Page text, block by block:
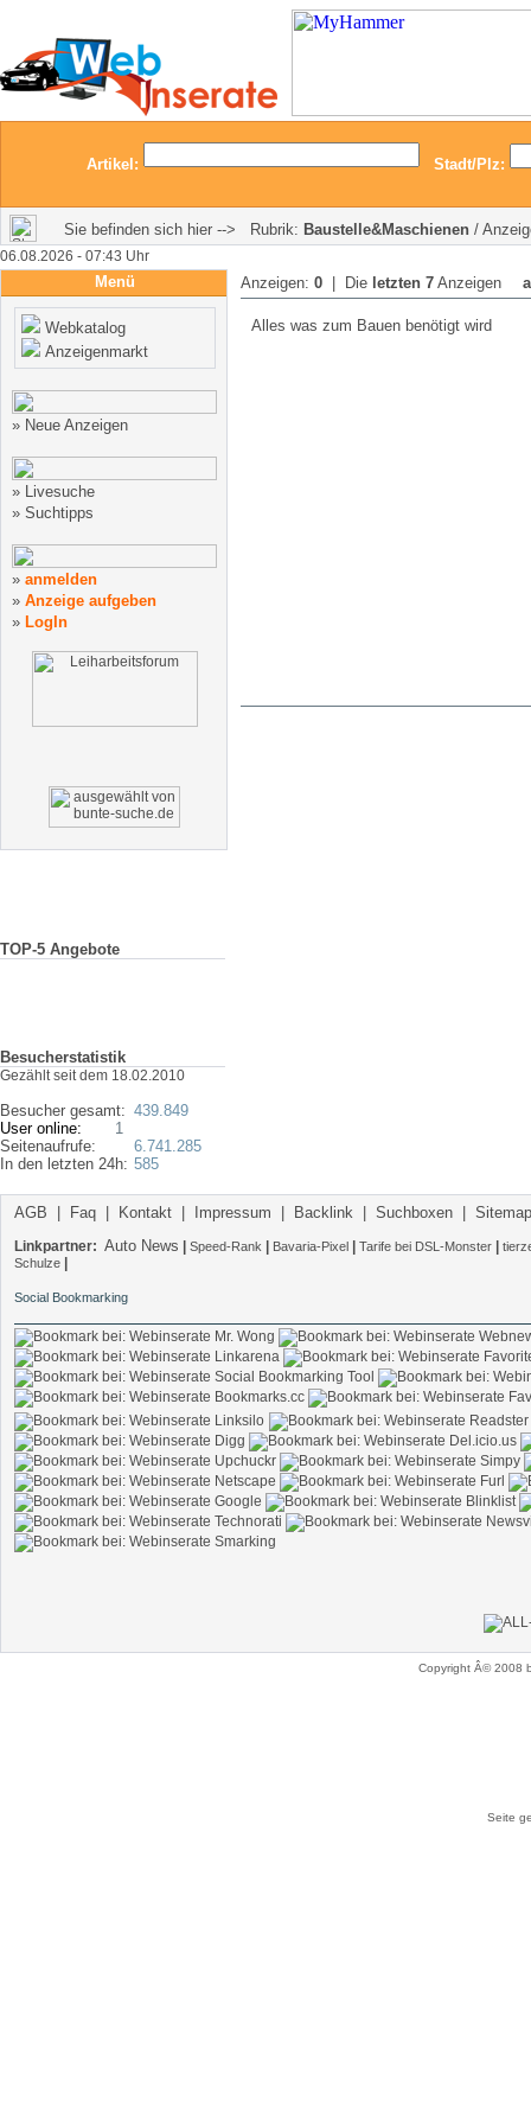
Artikel: Stadt/Plz:
Sie befinden sich hier --> Rubrik: Baustelle&Maschienen /
06.08.2026 - 07:43 Uhr
Menü
Webkatalog
Anzeigenmarkt
» Neue Anzeigen
» Livesuche
» Suchtipps
» anmelden
» Anzeige aufgeben
» LogIn
TOP-5 Angebote
Besucherstatistik
Gezählt seit dem 18.02.2010
Besucher gesamt:
User online: 1
Seitenaufrufe:
In den letzten 24h:
439.849
6.741.285
585
Anzeigen: 0 | Die letzten 7 Anzeigen
Alles was zum Bauen benötigt wird
AGB Faq Kontakt Impressum Backlink Suchboxen Sitemap
Linkpartner: Auto News Speed-Rank Bavaria-Pixel Tarife bei DSL-Monster
Schulze
Social Bookmarking
Copyright Â© 2008
Seite